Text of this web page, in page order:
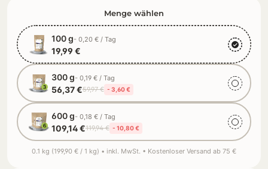
Menge wählen
100 g- 0,20 € / Tag
19,99 €
300 g- 0,19 € / Tag
56,37 €59,97 € - 3,60 €
600 g- 0,18 € / Tag
109,14 €119,94 € - 10,80 €
0.1 kg (199,90 € / 1 kg) • inkl. MwSt. • Kostenloser Versand ab 75 €